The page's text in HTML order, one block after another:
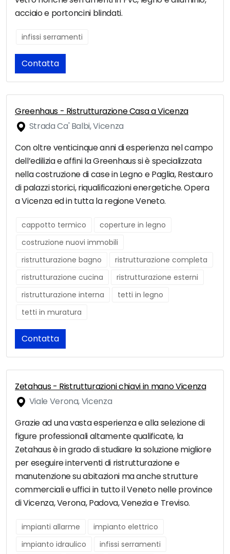
acciaio e portoncini blindati.
infissi serramenti
Contatta
Greenhaus - Ristrutturazione Casa a Vicenza
Strada Ca' Balbi, Vicenza
Con oltre venticinque anni di esperienza nel campo
dell’edilizia e affini la Greenhaus si è specializzata
nella costruzione di case in Legno e Paglia, Restauro
di palazzi storici, riqualificazioni energetiche. Opera
a Vicenza ed in tutta la regione Veneto.
cappotto termico
coperture in legno
costruzione nuovi immobili
ristrutturazione bagno
ristrutturazione completa
ristrutturazione cucina
ristrutturazione esterni
ristrutturazione interna
tetti in legno
tetti in muratura
Contatta
Zetahaus - Ristrutturazioni chiavi in mano Vicenza
Viale Verona, Vicenza
Grazie ad una vasta esperienza e alla selezione di
figure professionali altamente qualificate, la
Zetahaus è in grado di studiare la soluzione migliore
per eseguire interventi di ristrutturazione e
manutenzione su abitazioni ma anche strutture
commerciali e uffici in tutto il Veneto nelle province
di Vicenza, Verona, Padova, Venezia e Treviso.
impianti allarme
impianto elettrico
impianto idraulico
infissi serramenti